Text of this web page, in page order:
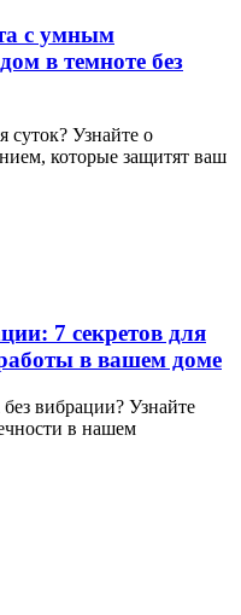
с умным
в темноте без
суток? Узнайте о
которые защитят ваш
7 секретов для
в вашем доме
вибрации? Узнайте
в нашем